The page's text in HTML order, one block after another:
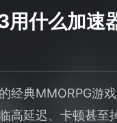
用什么加速
经典MMORPG游
高延迟、卡顿甚